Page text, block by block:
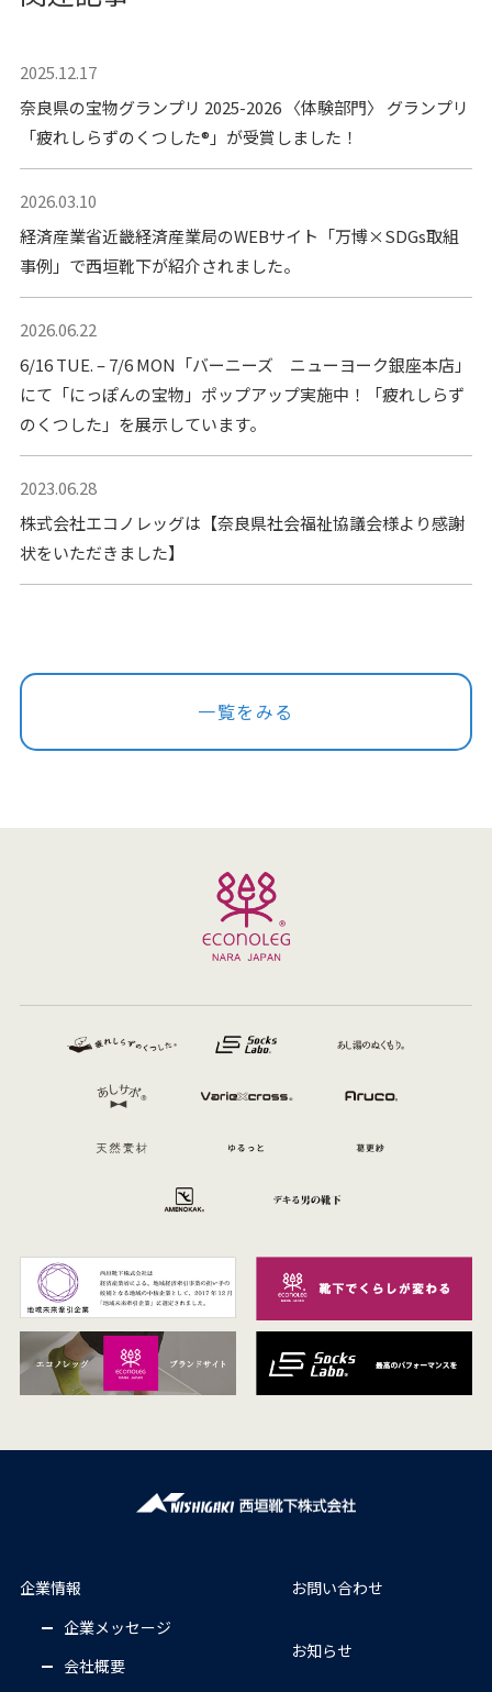
2025.12.17
奈良県の宝物グランプリ 2025-2026 〈体験部門〉 グランプリ
「疲れしらずのくつした®︎」が受賞しました！
2026.03.10
経済産業省近畿経済産業局のWEBサイト「万博×SDGs取組
事例」で西垣靴下が紹介されました。
2026.06.22
6/16 TUE. – 7/6 MON「バーニーズ ニューヨーク銀座本店」
にて「にっぽんの宝物」ポップアップ実施中！「疲れしらず
のくつした」を展示しています。
2023.06.28
株式会社エコノレッグは【奈良県社会福祉協議会様より感謝
状をいただきました】
一覧をみる
企業情報
企業メッセージ
会社概要
お問い合わせ
お知らせ